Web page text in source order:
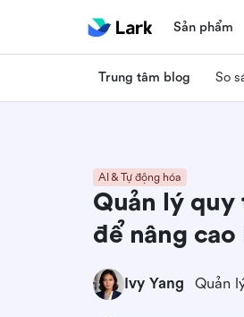
Sản phẩm
Trung tâm blog So
AI & Tự động hóa
Quản lý quy
để nâng
Ivy Yang Quản